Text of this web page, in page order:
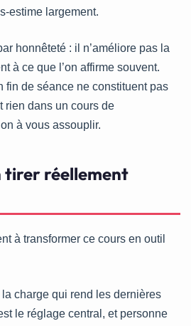
estime largement.
honnêteté : il n’améliore pas la
à ce que l’on affirme souvent.
fin de séance ne constituent pas
rien dans un cours de
à vous assouplir.
tirer réellement
à transformer ce cours en outil
charge qui rend les dernières
le réglage central, et personne